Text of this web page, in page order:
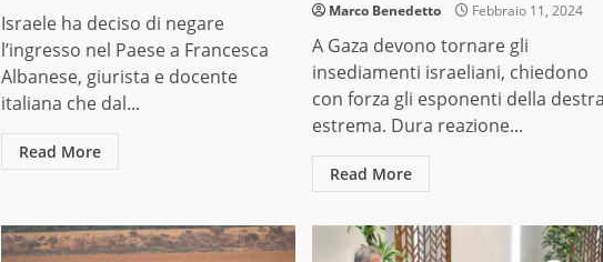
Israele ha deciso di negare
l’ingresso nel Paese a Francesca
Albanese, giurista e docente
italiana che dal...
Read More
Marco Benedetto Febbraio 11, 2024
A Gaza devono tornare gli
insediamenti israeliani, chiedono
con forza gli esponenti della
estrema. Dura reazione...
Read More